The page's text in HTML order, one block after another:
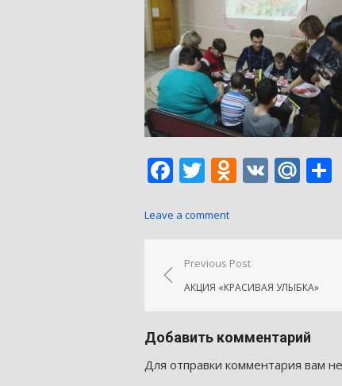
Facebook
Twitter
VK
Leave a comment
Навигация
по
Previous Post
АКЦИЯ «КРАСИВАЯ УЛЫБКА»
Добавить комментарий
Для отправки комментария вам